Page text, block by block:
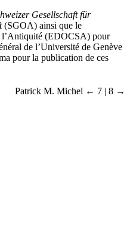
Gesellschaft für
(SGOA) ainsi que le
l’Antiquité (EDOCSA) pour
de l’Université de Genève
pour la publication de ces
Patrick M. Michel ← 7 | 8 →